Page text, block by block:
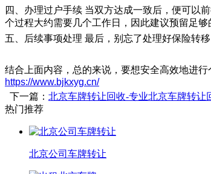
四、办理过户手续 当双方达成一致后，便可以
个过程大约需要几个工作日，因此建议预留足够
五、后续事项处理 最后，别忘了处理好保险转
结合上面内容，总的来说，要想安全高效地进
https://www.bjkxyg.cn/
下一篇： 北京车牌转让回收-专业北京车牌转让
热门推荐
北京公司车牌转让